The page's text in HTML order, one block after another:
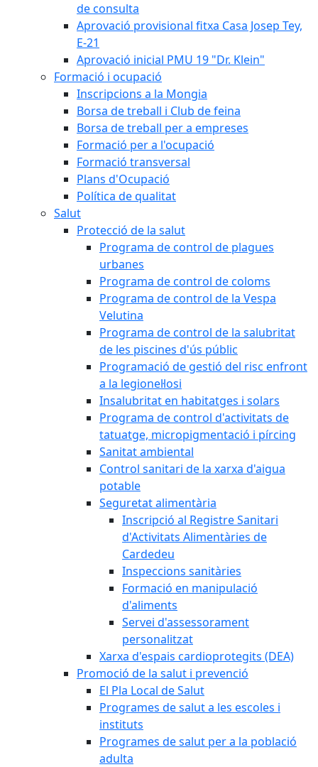
de consulta
Aprovació provisional fitxa Casa Josep Tey,
E-21
Aprovació inicial PMU 19 "Dr. Klein"
Formació i ocupació
Inscripcions a la Mongia
Borsa de treball i Club de feina
Borsa de treball per a empreses
Formació per a l'ocupació
Formació transversal
Plans d'Ocupació
Política de qualitat
Salut
Protecció de la salut
Programa de control de plagues
urbanes
Programa de control de coloms
Programa de control de la Vespa
Velutina
Programa de control de la salubritat
de les piscines d'ús públic
Programació de gestió del risc enfront
a la legionel·losi
Insalubritat en habitatges i solars
Programa de control d'activitats de
tatuatge, micropigmentació i pírcing
Sanitat ambiental
Control sanitari de la xarxa d'aigua
potable
Seguretat alimentària
Inscripció al Registre Sanitari
d'Activitats Alimentàries de
Cardedeu
Inspeccions sanitàries
Formació en manipulació
d'aliments
Servei d'assessorament
personalitzat
Xarxa d'espais cardioprotegits (DEA)
Promoció de la salut i prevenció
El Pla Local de Salut
Programes de salut a les escoles i
instituts
Programes de salut per a la població
adulta